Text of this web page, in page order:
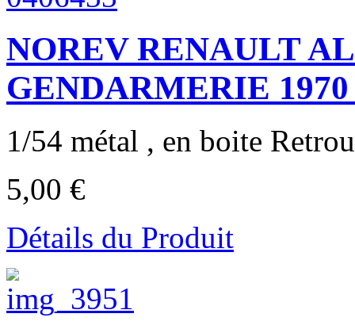
NOREV RENAULT
GENDARMERIE 1970
1/54 métal , en boite
5,00 €
Détails du Produit